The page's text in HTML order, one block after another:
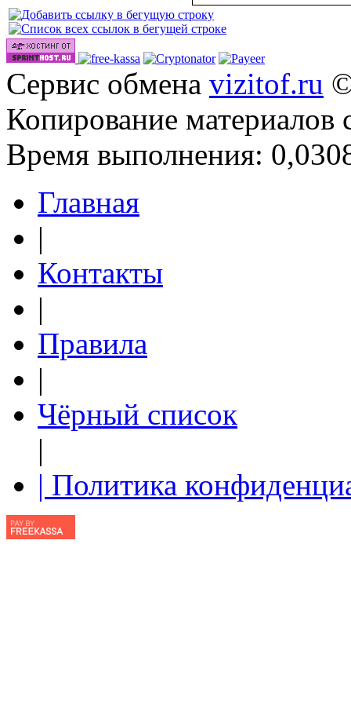
Сервис обмена vizitof.ru
Копирование материалов
Время выполнения:
Главная
|
Контакты
|
Правила
|
Чёрный список
|
| Политика